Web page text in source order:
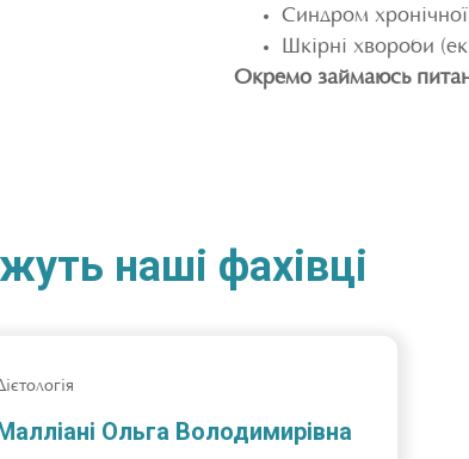
Синдром
Шкірні хвороби
Окремо займаюсь
наші фахівці
Ольга Володимирівна